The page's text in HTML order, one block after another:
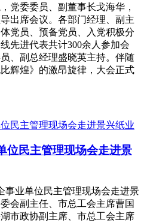
党委委员、副董事长戈海华，
出席会议。各部门经理、副主
党员、预备党员、入党积极分
先进代表共计300余人参加会
、副总经理盛晓英主持。伴随
辉煌》的激昂旋律，大会正式
位民主管理现场会走进景
事业单位民主管理现场会走进景
会副主任、市总工会主席曹国
市政协副主席、市总工会主席